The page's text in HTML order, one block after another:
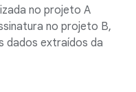
no projeto A
no projeto B,
dados extraídos da